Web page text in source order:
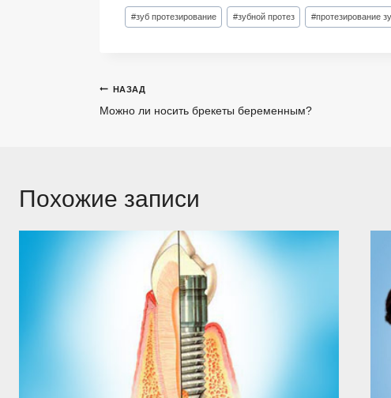
Метки
записи:
#зуб протезирование #зубной протез #протезирование
Навигация
по
НАЗАД
Можно ли носить брекеты беременным?
Похожие записи